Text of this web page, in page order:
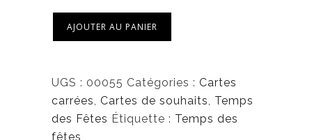
AJOUTER AU PANIER
UGS : 00055 Catégories : Cartes
carrées, Cartes de souhaits, Temps
des Fêtes Étiquette : Temps des
fêtes